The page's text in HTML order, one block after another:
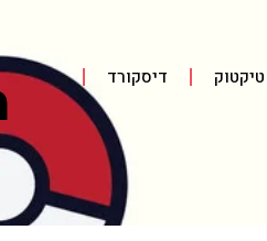
טיקטוק דיסקורד